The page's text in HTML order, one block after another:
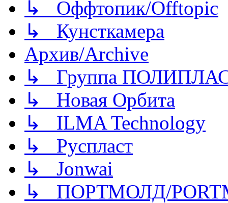
↳ Оффтопик/Offtopic
↳ Кунсткамера
Архив/Archive
↳ Группа
↳ Новая Орбита
↳ ILMA Technology
↳ Руспласт
↳ Jonwai
↳ ПОРТМОЛД/